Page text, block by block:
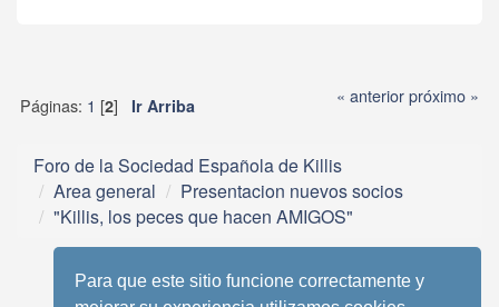
Para que este sitio funcione correctamente y
Páginas: 1 [2] Ir Arriba « anteriorpróximo »
Foro de la Sociedad Española de Killis
Area general
Presentacion nuevos socios
"Killis, los peces que hacen AMIGOS"